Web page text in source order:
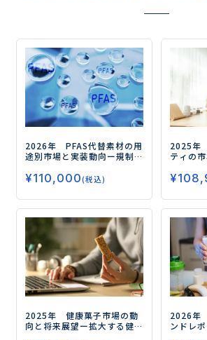
2026年 PFAS代替素材の用
途別市場と実装動向ー規制
実装力競争の勝ち筋ー
¥110,000(税込)
2025年
ティの
鍵ー
¥
2025年 健康菓子市場の動
向と将来展望ー拡大する健
2026年
ンドレ